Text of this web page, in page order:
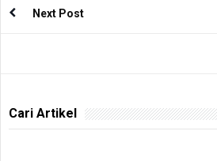
Next Post
Cari Artikel